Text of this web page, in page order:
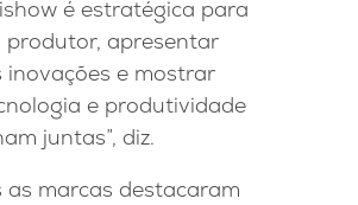
é estratégica para
produtor, apresentar
inovações e mostrar
e produtividade
juntas”, diz.
as marcas destacaram